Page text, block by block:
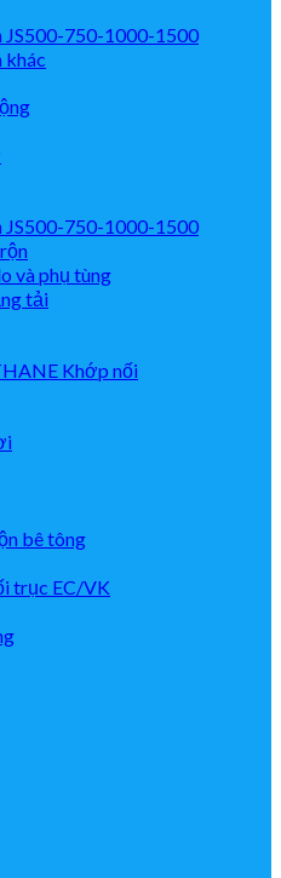
JS500-750-1000-1500
khác
JS500-750-1000-1500
và phụ tùng
tải
Khớp nối
bê tông
trục EC/VK